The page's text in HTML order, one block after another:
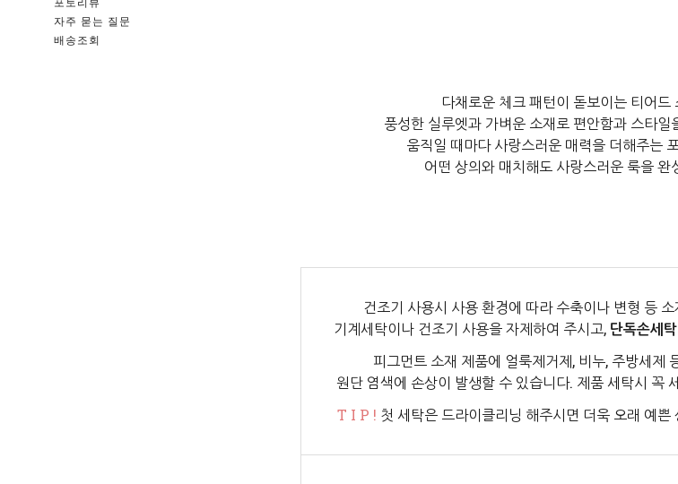
자주 묻는 질문
배송조회
다채로운 체크 패턴이 돋보이는 티어드
풍성한 실루엣과 가벼운 소재로 편안함과 스타일
움직일 때마다 사랑스러운 매력을 더해주는
어떤 상의와 매치해도 사랑스러운 룩을 완
건조기 사용시 사용 환경에 따라 수축이나 변형 등
기계세탁이나 건조기 사용을 자제하여 주시고, 단독손세
피그먼트 소재 제품에 얼룩제거제, 비누, 주방세제
원단 염색에 손상이 발생할 수 있습니다. 제품 세탁시 꼭
T I P ! 첫 세탁은 드라이클리닝 해주시면 더욱 오래 예쁜